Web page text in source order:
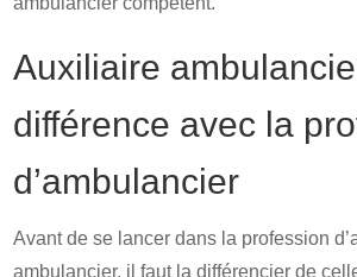
Auxiliaire
différence avec la
d’ambulancier
Avant de se lancer dans la profession
ambulancier, il faut la différencier de